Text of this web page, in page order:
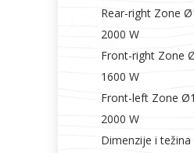
Rear-right Zone
2000 W
Front-right Zone
1600 W
Front-left Zone
2000 W
Dimenzije i težina